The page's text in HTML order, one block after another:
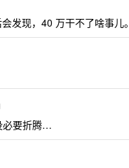
发现，40 万干不了啥事儿
必要折腾…